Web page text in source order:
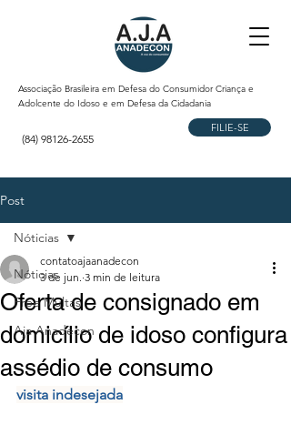
Associação Brasileira em Defesa do Consumidor Criança e
Adolcente do Idoso e em Defesa da Cidadania
(84) 98126-2655
FILIE-SE
Post
Nóticias
Free Multas
Aja Anadecon
Nóticias
Oferta de consignado em
domicílio de idoso configura
assédio de consumo
contatoajaanadecon
3 de jun. 3 min de leitura
visita indesejada